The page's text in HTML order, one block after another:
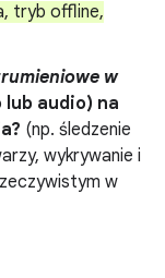
tryb offline,
w
lub audio) na
(np. śledzenie
wykrywanie i
w